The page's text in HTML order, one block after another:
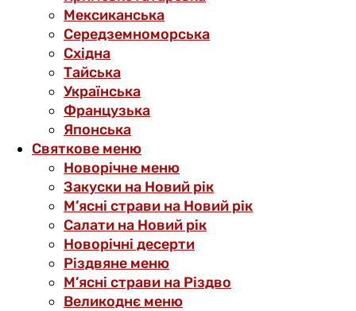
Мексиканська
Середземноморська
Східна
Тайська
Українська
Французька
Японська
Святкове меню
Новорічне меню
Закуски на Новий рік
М’ясні страви на Новий рік
Салати на Новий рік
Новорічні десерти
Різдвяне меню
М’ясні страви на Різдво
Великоднє меню